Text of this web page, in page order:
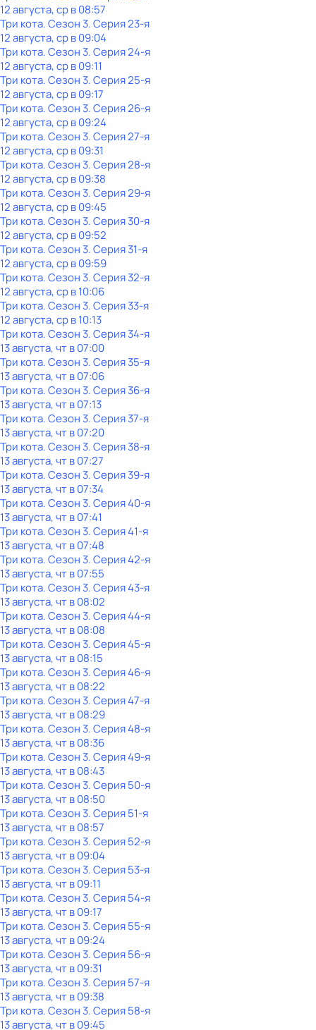
12 августа, ср в 08:57
Три кота. Сезон 3. Серия 23-я
12 августа, ср в 09:04
Три кота. Сезон 3. Серия 24-я
12 августа, ср в 09:11
Три кота. Сезон 3. Серия 25-я
12 августа, ср в 09:17
Три кота. Сезон 3. Серия 26-я
12 августа, ср в 09:24
Три кота. Сезон 3. Серия 27-я
12 августа, ср в 09:31
Три кота. Сезон 3. Серия 28-я
12 августа, ср в 09:38
Три кота. Сезон 3. Серия 29-я
12 августа, ср в 09:45
Три кота. Сезон 3. Серия 30-я
12 августа, ср в 09:52
Три кота. Сезон 3. Серия 31-я
12 августа, ср в 09:59
Три кота. Сезон 3. Серия 32-я
12 августа, ср в 10:06
Три кота. Сезон 3. Серия 33-я
12 августа, ср в 10:13
Три кота. Сезон 3. Серия 34-я
13 августа, чт в 07:00
Три кота. Сезон 3. Серия 35-я
13 августа, чт в 07:06
Три кота. Сезон 3. Серия 36-я
13 августа, чт в 07:13
Три кота. Сезон 3. Серия 37-я
13 августа, чт в 07:20
Три кота. Сезон 3. Серия 38-я
13 августа, чт в 07:27
Три кота. Сезон 3. Серия 39-я
13 августа, чт в 07:34
Три кота. Сезон 3. Серия 40-я
13 августа, чт в 07:41
Три кота. Сезон 3. Серия 41-я
13 августа, чт в 07:48
Три кота. Сезон 3. Серия 42-я
13 августа, чт в 07:55
Три кота. Сезон 3. Серия 43-я
13 августа, чт в 08:02
Три кота. Сезон 3. Серия 44-я
13 августа, чт в 08:08
Три кота. Сезон 3. Серия 45-я
13 августа, чт в 08:15
Три кота. Сезон 3. Серия 46-я
13 августа, чт в 08:22
Три кота. Сезон 3. Серия 47-я
13 августа, чт в 08:29
Три кота. Сезон 3. Серия 48-я
13 августа, чт в 08:36
Три кота. Сезон 3. Серия 49-я
13 августа, чт в 08:43
Три кота. Сезон 3. Серия 50-я
13 августа, чт в 08:50
Три кота. Сезон 3. Серия 51-я
13 августа, чт в 08:57
Три кота. Сезон 3. Серия 52-я
13 августа, чт в 09:04
Три кота. Сезон 3. Серия 53-я
13 августа, чт в 09:11
Три кота. Сезон 3. Серия 54-я
13 августа, чт в 09:17
Три кота. Сезон 3. Серия 55-я
13 августа, чт в 09:24
Три кота. Сезон 3. Серия 56-я
13 августа, чт в 09:31
Три кота. Сезон 3. Серия 57-я
13 августа, чт в 09:38
Три кота. Сезон 3. Серия 58-я
13 августа, чт в 09:45